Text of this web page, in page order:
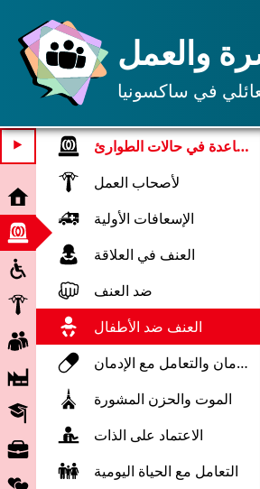
والعمل
في ساكسونيا
⯈
بدء
مساعدة
في
حالات
الطوارئ
منطقة المساعدة في حالات الطوارئ
لأصحاب العمل
الإسعافات الأولية
العنف في العلاقة
ضد العنف
العنف ضد الأطفال
الإدمان والتعامل مع الإدمان
الموت والحزن المشورة
الاعتماد على الذات
التعامل مع الحياة اليومية
تضمين
صاحب
العمل
عامل
شركة
التعليم
سوق
العمل
شراكات